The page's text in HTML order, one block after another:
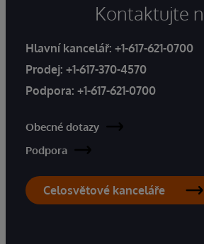
Kontaktujte
Hlavní kancelář: +1-617-621-0700
Prodej: +1-617-370-4570
Podpora: +1-617-621-0700
Obecné dotazy
Podpora
Celosvětové kanceláře